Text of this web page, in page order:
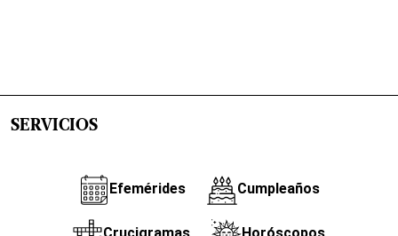
SERVICIOS
Efemérides Cumpleaños